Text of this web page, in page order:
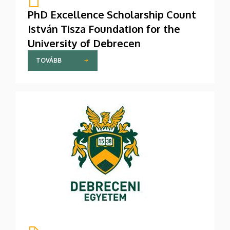
PhD Excellence Scholarship Count
István Tisza Foundation for the
University of Debrecen
TOVÁBB